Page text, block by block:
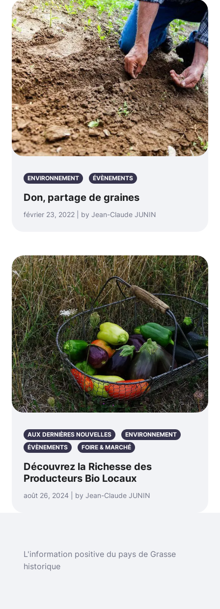
ENVIRONNEMENT ÉVÈNEMENTS
Don, partage de graines
février 23, 2022 | by Jean-Claude JUNIN
AUX DERNIÈRES NOUVELLES
ENVIRONNEMENT
ÉVÈNEMENTS
FOIRE & MARCHÉ
Découvrez la Richesse des
Producteurs Bio Locaux
août 26, 2024 | by Jean-Claude JUNIN
L'information positive du pays de Grasse
historique